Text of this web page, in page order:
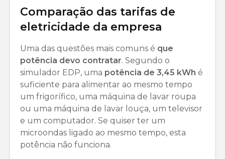
Comparação das tarifas de
eletricidade da empresa
Uma das questões mais comuns é que
potência devo contratar. Segundo o
simulador EDP, uma potência de 3,45 kWh é
suficiente para alimentar ao mesmo tempo
um frigorífico, uma máquina de lavar roupa
ou uma máquina de lavar louça, um televisor
e um computador. Se quiser ter um
microondas ligado ao mesmo tempo, esta
potência não funciona.